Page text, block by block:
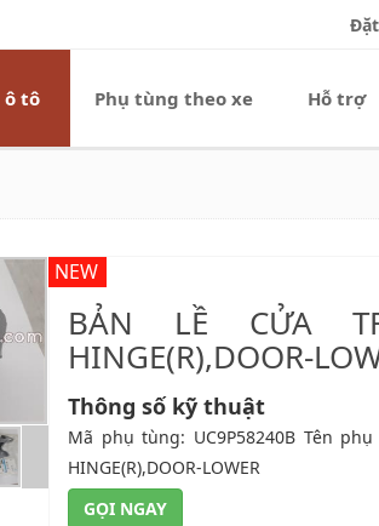
ô tô Phụ tùng theo xe Hỗ trợ
NEW
BẢN LỀ CỬA
HINGE(R),DOOR-
Thông số kỹ thuật
Mã phụ tùng: UC9P58240B Tên
HINGE(R),DOOR-
GỌI NGAY